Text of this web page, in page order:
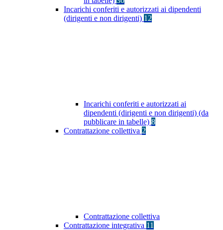
Incarichi conferiti e autorizzati ai dipendenti
(dirigenti e non dirigenti) 12
Incarichi conferiti e autorizzati ai
dipendenti (dirigenti e non dirigenti) (da
pubblicare in tabelle) 8
Contrattazione collettiva 2
Contrattazione collettiva
Contrattazione integrativa 11